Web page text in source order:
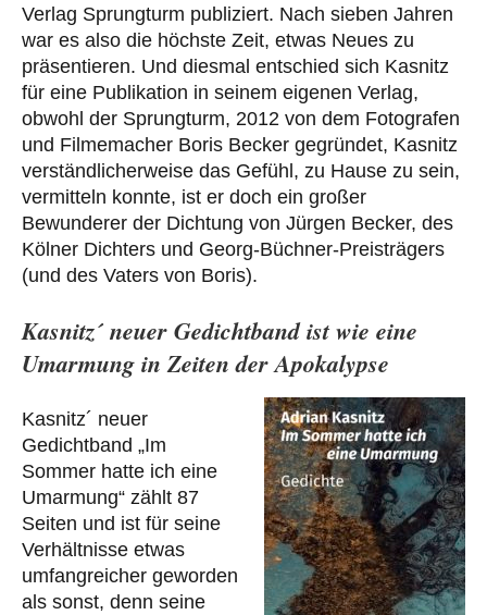
Verlag Sprungturm publiziert. Nach sieben Jahren
war es also die höchste Zeit, etwas Neues zu
präsentieren. Und diesmal entschied sich Kasnitz
für eine Publikation in seinem eigenen Verlag,
obwohl der Sprungturm, 2012 von dem Fotografen
und Filmemacher Boris Becker gegründet, Kasnitz
verständlicherweise das Gefühl, zu Hause zu sein,
vermitteln konnte, ist er doch ein großer
Bewunderer der Dichtung von Jürgen Becker, des
Kölner Dichters und Georg-Büchner-Preisträgers
(und des Vaters von Boris).
Kasnitz´ neuer Gedichtband ist wie eine
Umarmung in Zeiten der Apokalypse
Kasnitz´ neuer
Gedichtband „Im
Sommer hatte ich eine
Umarmung“ zählt 87
Seiten und ist für seine
Verhältnisse etwas
umfangreicher geworden
als sonst, denn seine